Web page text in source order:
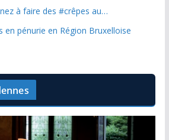
à faire des #crêpes au…
en pénurie en Région Bruxelloise